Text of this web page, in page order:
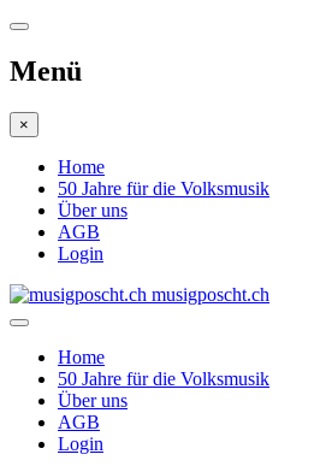
Menü
×
Home
50 Jahre für die Volksmusik
Über uns
AGB
Login
musigposcht.ch
Home
50 Jahre für die Volksmusik
Über uns
AGB
Login